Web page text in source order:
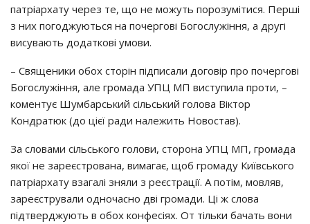
патріархату через те, що не можуть порозумітися. Перші
з них погоджуються на почергові Богослужіння, а другі
висувають додаткові умови.
– Священики обох сторін підписали договір про почергові
Богослужіння, але громада УПЦ МП виступила проти, –
коментує Шумбарський сільський голова Віктор
Кондратюк (до цієї ради належить Новостав).
За словами сільського голови, сторона УПЦ МП, громада
якої не зареєстрована, вимагає, щоб громаду Київського
патріархату взагалі зняли з реєстрації. А потім, мовляв,
зареєстрували одночасно дві громади. Ці ж слова
підтверджують в обох конфесіях. От тільки бачать вони